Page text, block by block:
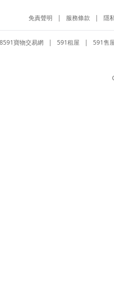
免責聲明 | 服務條款 | 隱
寶物交易網 | 591租屋 | 591售